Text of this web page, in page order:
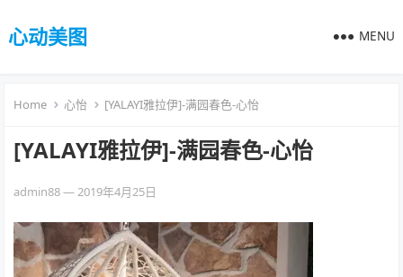
心动美图 MENU
Home 心怡 [YALAYI雅拉伊]-满园春色-心怡
[YALAYI雅拉伊]-满园春色-心怡
admin88—2019年4月25日